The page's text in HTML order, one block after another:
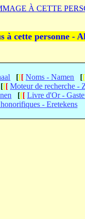
À CETTE
à cette personne -
[[[ Noms - Namen [[
[[[ Moteur de recherche -
[[[ Livre d'Or -
- Eretekens